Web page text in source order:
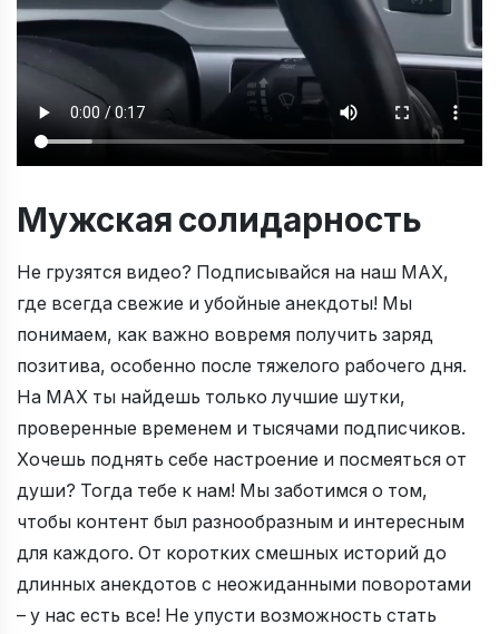
Мужская солидарность
Не грузятся видео? Подписывайся на наш MAX,
где всегда свежие и убойные анекдоты! Мы
понимаем, как важно вовремя получить заряд
позитива, особенно после тяжелого рабочего дня.
На MAX ты найдешь только лучшие шутки,
проверенные временем и тысячами подписчиков.
Хочешь поднять себе настроение и посмеяться от
души? Тогда тебе к нам! Мы заботимся о том,
чтобы контент был разнообразным и интересным
для каждого. От коротких смешных историй до
длинных анекдотов с неожиданными поворотами
– у нас есть все! Не упусти возможность стать